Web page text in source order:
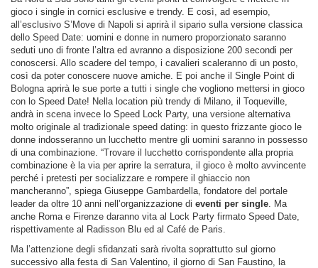
gioco i single in cornici esclusive e trendy. E così, ad esempio,
all’esclusivo S’Move di Napoli si aprirà il sipario sulla versione classica
dello Speed Date: uomini e donne in numero proporzionato saranno
seduti uno di fronte l’altra ed avranno a disposizione 200 secondi per
conoscersi. Allo scadere del tempo, i cavalieri scaleranno di un posto,
così da poter conoscere nuove amiche. E poi anche il Single Point di
Bologna aprirà le sue porte a tutti i single che vogliono mettersi in gioco
con lo Speed Date! Nella location più trendy di Milano, il Toqueville,
andrà in scena invece lo Speed Lock Party, una versione alternativa
molto originale al tradizionale speed dating: in questo frizzante gioco le
donne indosseranno un lucchetto mentre gli uomini saranno in possesso
di una combinazione. “Trovare il lucchetto corrispondente alla propria
combinazione è la via per aprire la serratura, il gioco è molto avvincente
perché i pretesti per socializzare e rompere il ghiaccio non
mancheranno”, spiega Giuseppe Gambardella, fondatore del portale
leader da oltre 10 anni nell’organizzazione di eventi per single. Ma
anche Roma e Firenze daranno vita al Lock Party firmato Speed Date,
rispettivamente al Radisson Blu ed al Café de Paris.
Ma l’attenzione degli sfidanzati sarà rivolta soprattutto sul giorno
successivo alla festa di San Valentino, il giorno di San Faustino, la